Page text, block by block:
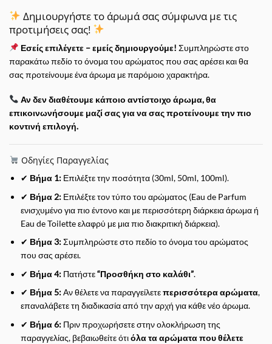
Δημιουργήστε το άρωμά σας σύμφωνα με τις
προτιμήσεις σας!
Εσείς επιλέγετε – εμείς δημιουργούμε! Συμπληρώστε στο
παρακάτω πεδίο το όνομα του αρώματος που σας αρέσει και θα
σας προτείνουμε ένα άρωμα με παρόμοιο χαρακτήρα.
Αν δεν διαθέτουμε κάποιο αντίστοιχο άρωμα, θα
επικοινωνήσουμε μαζί σας για να σας προτείνουμε την πιο
κοντινή επιλογή.
Οδηγίες Παραγγελίας
✔ Βήμα 1:Επιλέξτε την ποσότητα (30ml, 50ml, 100ml).
✔ Βήμα 2:Επιλέξτε τον τύπο του αρώματος (Eau de Parfum
ενισχυμένο για πιο έντονο και με περισσότερη διάρκεια άρωμα ή
Eau de Toilette ελαφρύ με μια πιο διακριτική διάρκεια).
✔ Βήμα 3:Συμπληρώστε στο πεδίο το όνομα του αρώματος
που σας αρέσει.
✔ Βήμα 4:Πατήστε“Προσθήκη στο καλάθι”.
✔ Βήμα 5:Αν θέλετε να παραγγείλετεπερισσότερα αρώματα,
επαναλάβετε τη διαδικασία από την αρχή για κάθε νέο άρωμα.
✔ Βήμα 6:Πριν προχωρήσετε στην ολοκλήρωση της
παραγγελίας, βεβαιωθείτε ότιόλα τα αρώματα που θέλετε